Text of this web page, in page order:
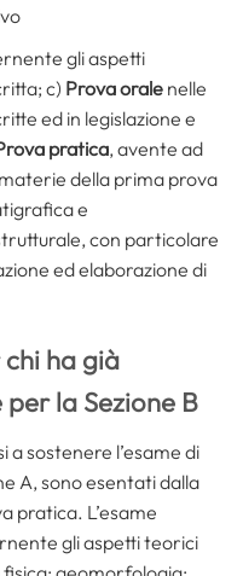
gli aspetti
c) Prova oralenelle
ed in legislazione e
pratica, avente ad
della prima prova
e
con particolare
ed elaborazione di
ha già
la Sezione B
a sostenere l’esame di
A, sono esentati dalla
pratica. L’esame
gli aspetti teorici